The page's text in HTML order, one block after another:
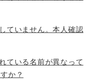
ていません。本人確認
ている名前が異なって
か？